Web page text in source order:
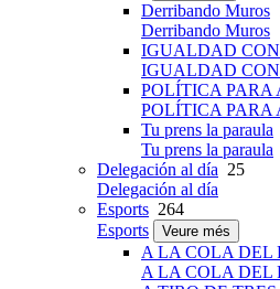
Derribando Muros
Derribando Muros
IGUALDAD
IGUALDAD
POLÍTICA PARA
POLÍTICA PARA
Tu prens la paraula
Tu prens la paraula
Delegación al día 25
Delegación al día
Esports 264
Esports
Veure més
A LA COLA DEL
A LA COLA DEL